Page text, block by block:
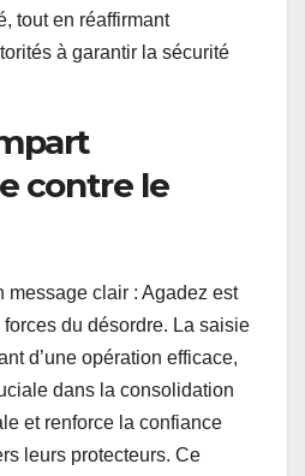
tout en réaffirmant
à garantir la sécurité
contre le
message clair : Agadez est
du désordre. La saisie
d’une opération efficace,
dans la consolidation
et renforce la confiance
leurs protecteurs. Ce